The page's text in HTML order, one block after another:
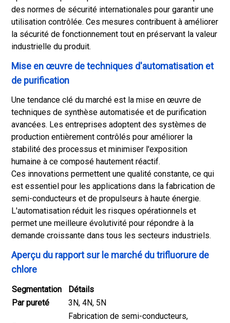
des normes de sécurité internationales pour garantir une
utilisation contrôlée. Ces mesures contribuent à améliorer
la sécurité de fonctionnement tout en préservant la valeur
industrielle du produit.
Mise en œuvre de techniques d'automatisation et
de purification
Une tendance clé du marché est la mise en œuvre de
techniques de synthèse automatisée et de purification
avancées. Les entreprises adoptent des systèmes de
production entièrement contrôlés pour améliorer la
stabilité des processus et minimiser l'exposition
humaine à ce composé hautement réactif.
Ces innovations permettent une qualité constante, ce qui
est essentiel pour les applications dans la fabrication de
semi-conducteurs et de propulseurs à haute énergie.
L'automatisation réduit les risques opérationnels et
permet une meilleure évolutivité pour répondre à la
demande croissante dans tous les secteurs industriels.
Aperçu du rapport sur le marché du trifluorure de
chlore
Segmentation
Détails
Par pureté
3N, 4N, 5N
Fabrication de semi-conducteurs,